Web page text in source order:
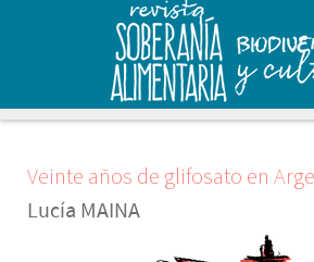
Veinte años de glifosato en
Lucía MAINA